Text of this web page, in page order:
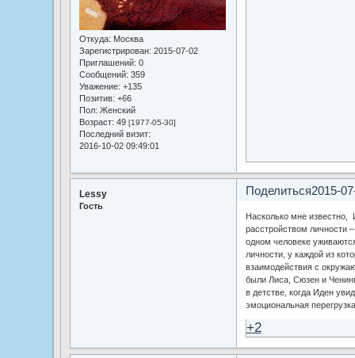
Откуда: Москва
Зарегистрирован: 2015-07-02
Приглашений: 0
Сообщений: 359
Уважение: +135
Позитив: +66
Пол: Женский
Возраст: 49 [1977-05-30]
Последний визит:
2016-10-02 09:49:01
Поделиться2015-
Lessy
Гость
Насколько мне известно,
расстройством личности
одном человеке
личности, у каждой из
взаимодействия с
были Лиса, Сюзен и
в детстве, когда Иден
эмоциональная
+2